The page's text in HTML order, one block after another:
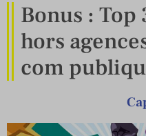
Bonus : Top
hors
com